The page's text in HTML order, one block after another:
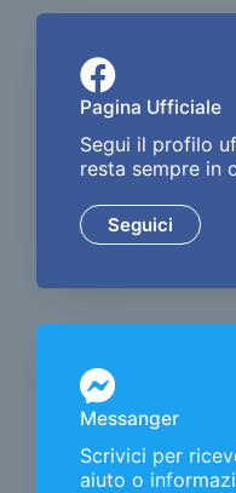
Pagina Ufficiale
Segui il profilo
resta sempre in
Seguici
Messanger
Scrivici per
aiuto o